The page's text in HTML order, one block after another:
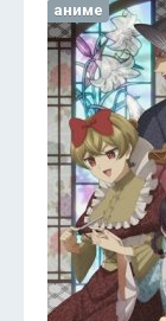
аниме